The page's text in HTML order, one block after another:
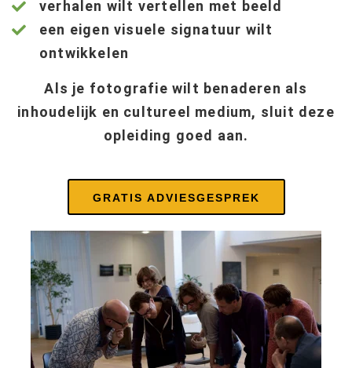
verhalen wilt vertellen met beeld
een eigen visuele signatuur wilt
ontwikkelen
Als je fotografie wilt benaderen als
inhoudelijk en cultureel medium, sluit deze
opleiding goed aan.
GRATIS ADVIESGESPREK